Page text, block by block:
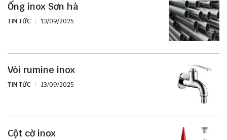
Ống inox Sơn hà
TIN TỨC 13/09/2025
Vòi rumine inox
TIN TỨC 13/09/2025
Cột cờ inox